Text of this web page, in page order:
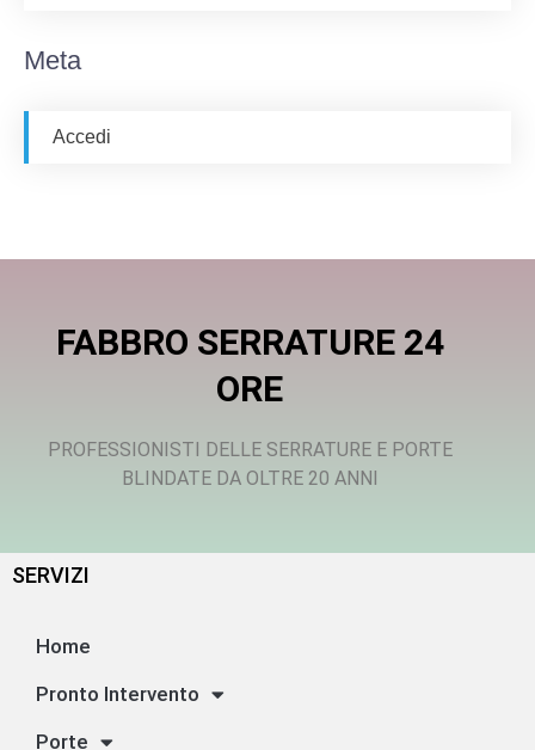
Meta
Accedi
FABBRO SERRATURE 24
ORE
PROFESSIONISTI DELLE SERRATURE E PORTE
BLINDATE DA OLTRE 20 ANNI
SERVIZI
Home
Pronto Intervento
Porte